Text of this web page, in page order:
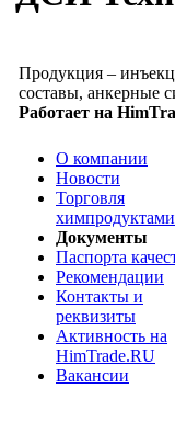
Продукция –
составы, анкерные
Работает на
О компании
Новости
Торговля
химпродуктами
Документы
Паспорта
Рекомендации
Контакты и
реквизиты
Активность на
HimTrade.RU
Вакансии